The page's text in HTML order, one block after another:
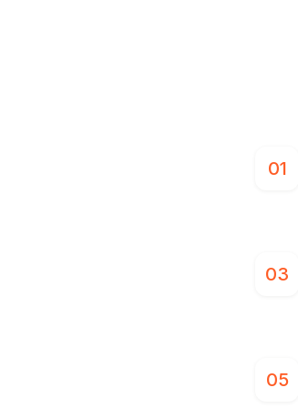
01
03
05